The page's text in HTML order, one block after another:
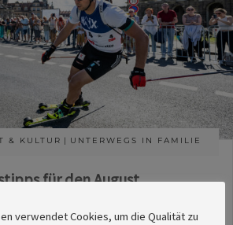
& KULTUR UNTERWEGS IN FAMILIE
für den August
verwendet Cookies, um die Qualität zu